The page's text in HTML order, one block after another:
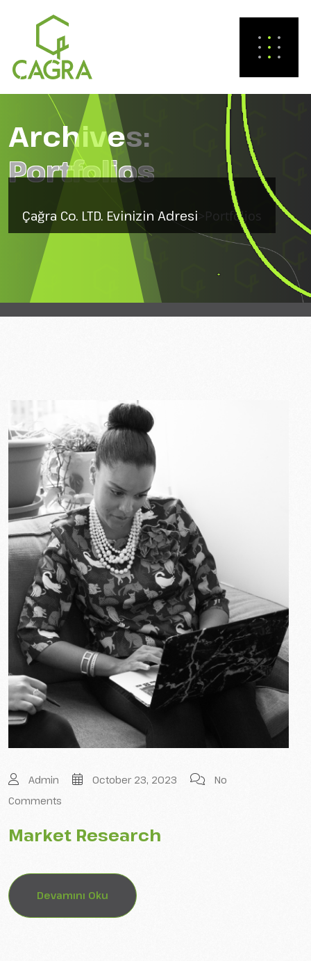
Archives:
Portfolios
Çağra Co. LTD. Evinizin Adresi>Portfolios
Admin October 23, 2023
No
Comments
Market Research
Devamını Oku